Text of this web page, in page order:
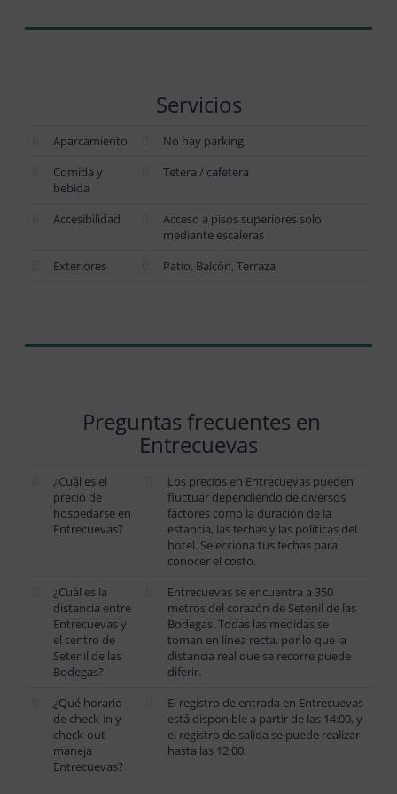
Servicios
Aparcamiento
No hay parking.
Comida y
bebida
Tetera / cafetera
Accesibilidad
Acceso a pisos superiores solo
mediante escaleras
Exteriores
Patio, Balcón, Terraza
Preguntas frecuentes en
Entrecuevas
¿Cuál es el
precio de
hospedarse en
Entrecuevas?
Los precios en Entrecuevas pueden
fluctuar dependiendo de diversos
factores como la duración de la
estancia, las fechas y las políticas del
hotel. Selecciona tus fechas para
conocer el costo.
¿Cuál es la
distancia entre
Entrecuevas y
el centro de
Setenil de las
Bodegas?
Entrecuevas se encuentra a 350
metros del corazón de Setenil de las
Bodegas. Todas las medidas se
toman en línea recta, por lo que la
distancia real que se recorre puede
diferir.
¿Qué horario
de check-in y
check-out
maneja
Entrecuevas?
El registro de entrada en Entrecuevas
está disponible a partir de las 14:00, y
el registro de salida se puede realizar
hasta las 12:00.